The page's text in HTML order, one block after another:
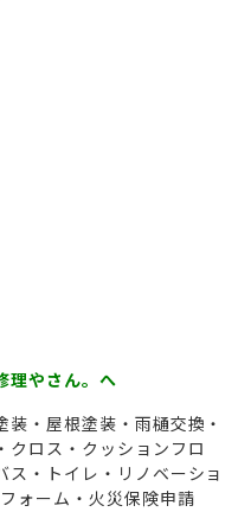
理やさん。へ
・屋根塗装・雨樋交換・
クロス・クッションフロ
・トイレ・リノベーショ
ォーム・火災保険申請